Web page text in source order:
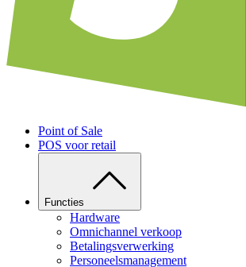
Point of Sale
POS voor retail
Functies
Hardware
Omnichannel verkoop
Betalingsverwerking
Personeelsmanagement